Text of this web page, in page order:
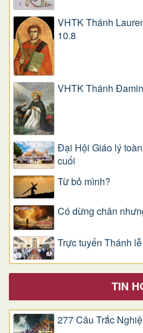
VHTK Thánh
10.8
VHTK Thánh
Đại Hội Giáo lý
cuối
Từ bỏ mình?
Có dừng chân
Trực tuyến Thánh
TIN
277 Câu Trắc